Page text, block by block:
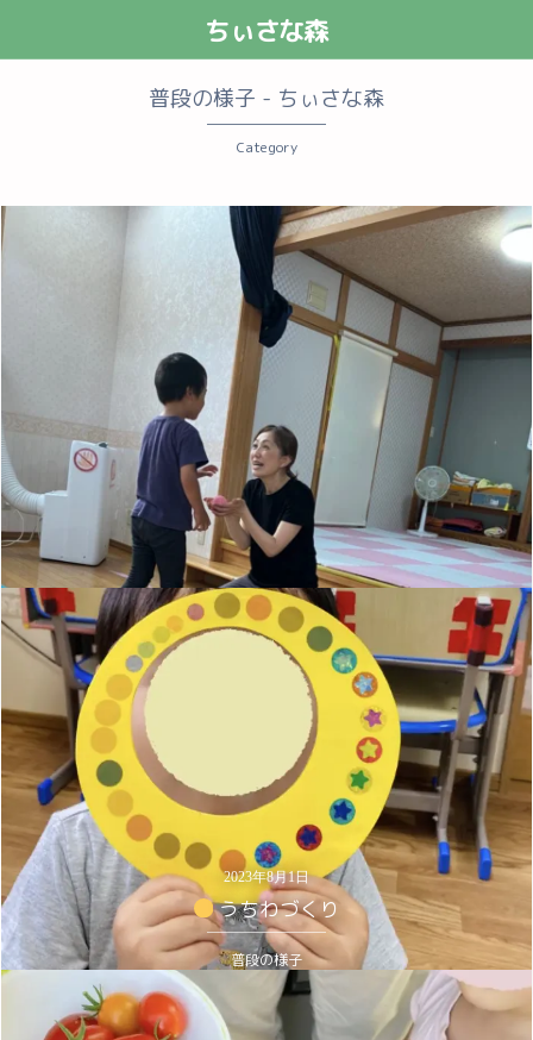
ちぃさな森
普段の様子 - ちぃさな森
Category
2026年7月16日
新しく始めました(毎週開催します)
お知らせ
2023年8月1日
うちわづくり
普段の様子